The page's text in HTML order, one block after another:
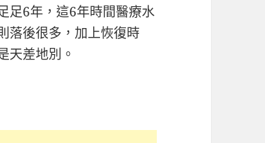
足6年，這6年時間醫療水
落後很多，加上恢復時
天差地別。